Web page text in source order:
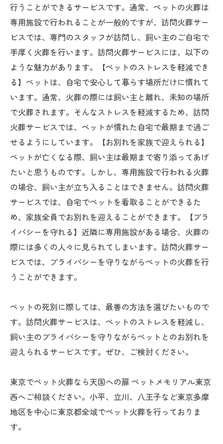
行うことができるサービスです。通常、ペットの火葬は
専用施設で行われることが一般的ですが、訪問火葬サー
ビスでは、専門のスタッフが訪問し、飼い主のご自宅で
手厚く火葬を行います。訪問火葬サービスには、以下の
ような魅力があります。【ペットのストレスを軽減でき
る】ペットは、自宅で安心して暮らす場所だけに慣れて
います。通常、火葬の際には飼い主と離れ、未知の場所
で火葬されます。そんなストレスを軽減するため、訪問
火葬サービスでは、ペットが慣れた自宅で最期まで過ご
せるようにしています。【お別れを家族で迎えられる】
ペットが亡くなる際、飼い主は最期まで寄り添ってあげ
たいと思うものです。しかし、専用施設で行われる火葬
の場合、飼い主が立ち入ることはできません。訪問火葬
サービスでは、自宅でペットを看取ることができるた
め、家族全員でお別れを迎えることができます。【プラ
イバシーを守れる】近隣に専用施設がある場合、火葬の
際には多くの人々に見られてしまいます。訪問火葬サー
ビスでは、プライバシーを守りながらペットの火葬を行
うことができます。
ペットの死別に際しては、最善の方法を選びたいもので
す。訪問火葬サービスは、ペットのストレスを軽減し、
飼い主のプライバシーを守りながらペットとのお別れを
迎えられるサービスです。ぜひ、ご検討ください。
東京でペット火葬なら天国への扉 ペットメモリアル東京
西へご相談ください。小平、立川、八王子など東京多摩
地区を中心に東京都全域でペット火葬を行っておりま
す。